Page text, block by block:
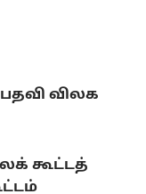
பதவி விலக
கூட்டத்